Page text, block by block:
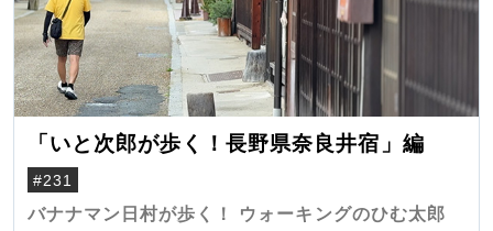
「いと次郎が歩く！長野県奈良井宿」編
#231
バナナマン日村が歩く！ ウォーキングのひむ太郎